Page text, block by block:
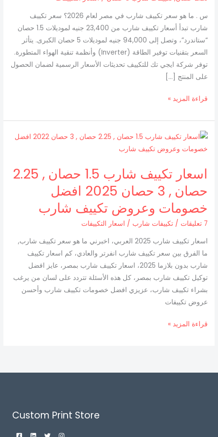
س . ما هو سعر تكييف شارب في مصر لعام 2026؟ سعر تكييف
شارب تبدأ أسعار تكييف شارب من 23,400 جنيه لموديلات 1.5 حصان
“ستاندرد”، وتصل إلى 94,000 جنيه لموديلات 5 حصان الكبرى. يتأثر
السعر بتقنيات توفير الطاقة (Inverter) وأنظمة تنقية الهواء المتطورة.
توفر شركة ايجي تك للتكييف تحديثات الأسعار الرسمية لضمان الحصول
على المنتج […]
قراءة المزيد »
اسعار تكييف شارب 1.5 حصان , 2.25
حصان , 3 حصان 2025 افضل
خصومات وعروض تكييف شارب
7 تعليقات /تكييفات شارب / اسعار التكييفات
اسعار تكييف شارب 2025 العربي، اخبرني ما هو سعر تكييف شارب,
ما الفرق بين سعر تكييف شارب انفرتر والعادي، كم اسعار تكييف
شارب بدون بلازما 2025، اسعار تكييف شارب بمصر، عايز افضل
توكيل تكييف شارب بمصر، كل هذه الأسئلة تتردد على لسان من يرغب
بشراء تكييف شارب، عزيزي افضل خصومات تكييف شارب وأحسن
عروض تكييفات
اسعار
تكييف
1.5
2.25
حصان
3
حصان
2025
افضل
خصومات
وعروض
تكييف
قراءة المزيد »
Custom Print Store